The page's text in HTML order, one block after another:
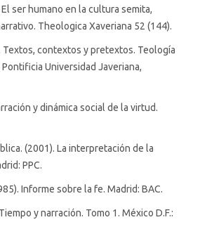
ser humano en la cultura semita,
Theologica Xaveriana 52 (144).
Textos, contextos y pretextos. Teología
Universidad Javeriana,
y dinámica social de la virtud.
(2001). La interpretación de la
PPC.
Informe sobre la fe. Madrid: BAC.
y narración. Tomo 1. México D.F.: